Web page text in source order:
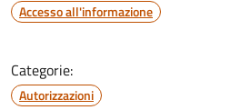
Accesso all'informazione
Categorie:
Autorizzazioni